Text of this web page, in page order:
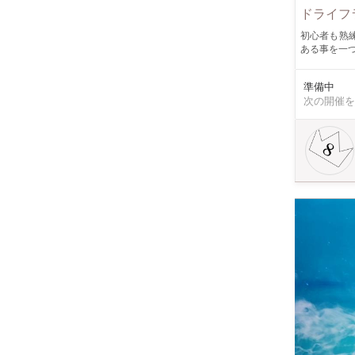
ドライ
初心者も熟
ある事を一
準備中
次の開催